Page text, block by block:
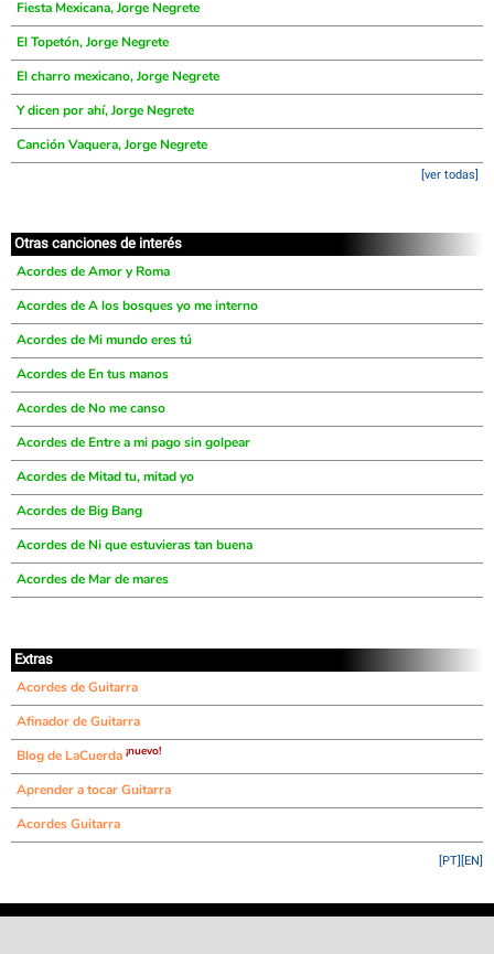
Fiesta Mexicana, Jorge Negrete
El Topetón, Jorge Negrete
El charro mexicano, Jorge Negrete
Y dicen por ahí, Jorge Negrete
Canción Vaquera, Jorge Negrete
[ver todas]
Otras canciones de interés
Acordes de Amor y Roma
Acordes de A los bosques yo me interno
Acordes de Mi mundo eres tú
Acordes de En tus manos
Acordes de No me canso
Acordes de Entre a mi pago sin golpear
Acordes de Mitad tu, mitad yo
Acordes de Big Bang
Acordes de Ni que estuvieras tan buena
Acordes de Mar de mares
Extras
Acordes de Guitarra
Afinador de Guitarra
Blog de LaCuerda ¡nuevo!
Aprender a tocar Guitarra
Acordes Guitarra
[EN]
[PT]